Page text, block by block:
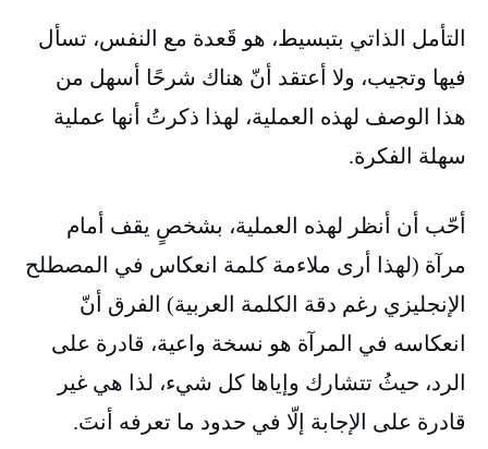
التأمل الذاتي بتبسيط، هو قَعدة مع النفس، تسأل
فيها وتجيب، ولا أعتقد أنّ هناك شرحًا أسهل من
هذا الوصف لهذه العملية، لهذا ذكرتُ أنها عملية
سهلة الفكرة.
أحّب أن أنظر لهذه العملية، بشخصٍ يقف أمام
مرآة (لهذا أرى ملاءمة كلمة انعكاس في المصطلح
الإنجليزي رغم دقة الكلمة العربية) الفرق أنّ
انعكاسه في المرآة هو نسخة واعية، قادرة على
الرد، حيثُ تتشارك وإياها كل شيء، لذا هي غير
قادرة على الإجابة إلّا في حدود ما تعرفه أنتَ.